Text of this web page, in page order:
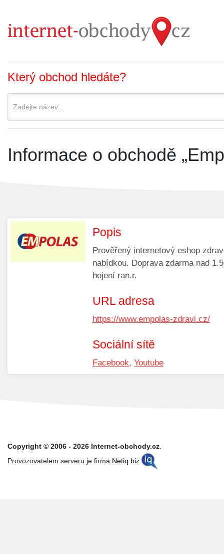
Který obchod hledáte?
Informace o obchodě
Popis
Prověřený internetový eshop
nabídkou. Doprava zdarma nad
hojení ran.r.
URL adresa
https://www.empolas-zdravi.cz/
Sociální sítě
Facebook, Youtube
Copyright © 2006 - 2026 Internet-obchody.cz.
Provozovatelem serveru je firma Netiq.biz